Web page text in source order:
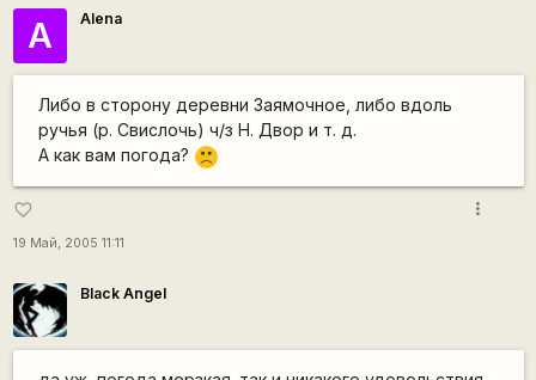
А Alena
Либо в сторону деревни Заямочное, либо вдоль
ручья (р. Свислочь) ч/з Н. Двор и т. д.
А как вам погода? :'(
favorite_border
19 Май, 2005 11:11
more_vert
Black Angel